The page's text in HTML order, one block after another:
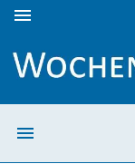
menu
menu